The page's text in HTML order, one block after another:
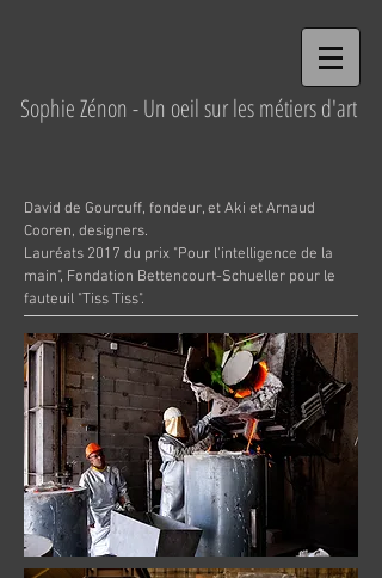
Sophie Zénon - Un oeil sur les métiers d'art
David de Gourcuff, fondeur, et Aki et Arnaud
Cooren, designers.
Lauréats 2017 du prix "Pour l'intelligence de la
main", Fondation Bettencourt-Schueller pour le
fauteuil "Tiss Tiss".